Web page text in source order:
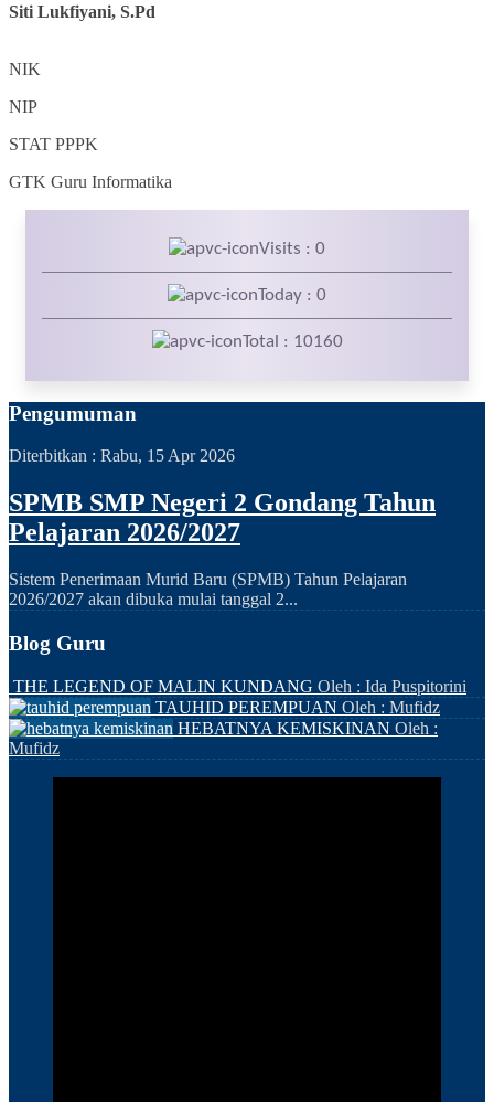
Siti Lukfiyani, S.Pd
NIK
NIP
STAT PPPK
GTK Guru Informatika
Visits : 0
Today : 0
Total : 10160
Pengumuman
Diterbitkan : Rabu, 15 Apr 2026
SPMB SMP Negeri 2 Gondang Tahun
Pelajaran 2026/2027
Sistem Penerimaan Murid Baru (SPMB) Tahun Pelajaran
2026/2027 akan dibuka mulai tanggal 2...
Blog Guru
THE LEGEND OF MALIN KUNDANG Oleh : Ida Puspitorini
TAUHID PEREMPUAN Oleh : Mufidz
HEBATNYA KEMISKINAN Oleh :
Mufidz